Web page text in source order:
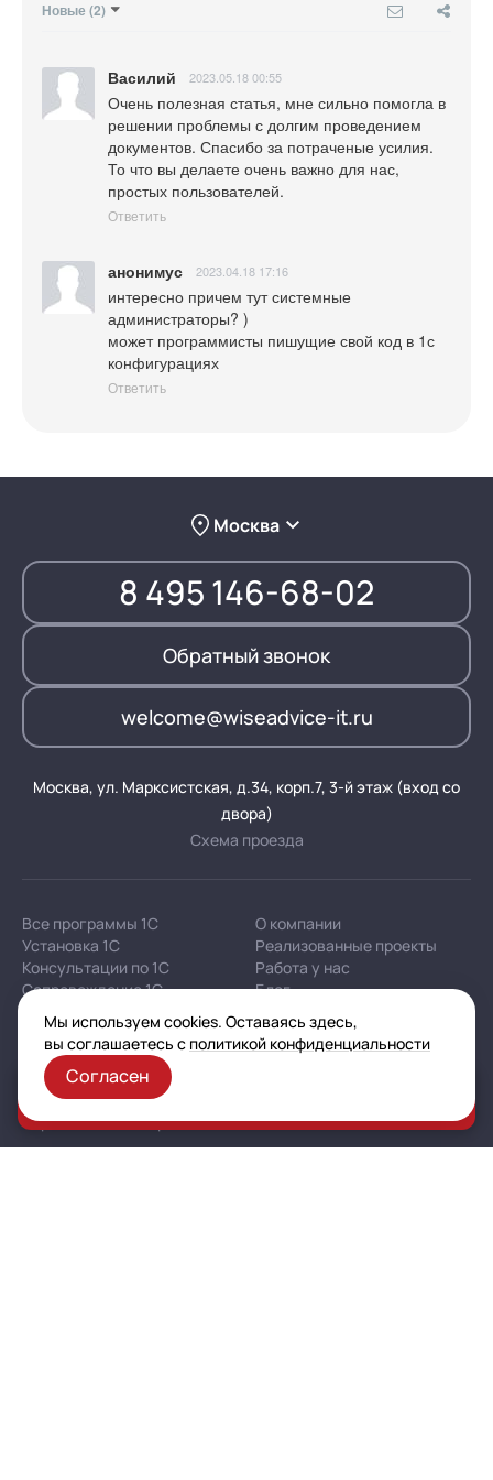
Новые (2)
Василий 2023.05.18 00:55
Очень полезная статья, мне сильно помогла в
решении проблемы с долгим проведением
документов. Спасибо за потраченые усилия.
То что вы делаете очень важно для нас,
простых пользователей.
Ответить
анонимус 2023.04.18 17:16
интересно причем тут системные
администраторы? )
может программисты пишущие свой код в 1с
конфигурациях
Ответить
Москва
8 495 146-68-02
Обратный звонок
welcome@wiseadvice-it.ru
Москва, ул. Марксистская, д.34, корп.7, 3-й этаж (вход со
двора)
Схема проезда
Все программы 1С
Установка 1С
Консультации по 1С
Сопровождение 1С
Обновление 1С
Доработка 1С
Автоматизация на базе 1С
Внедрение 1С
Импортозамещение на 1С
Отраслевая экспертиза
О компании
Реализованные проекты
Работа у нас
Блог
Цены
Акции и спецпредложения
Заказать консультацию
Мы используем cookies. Оставаясь здесь,
вы соглашаетесь с политикой конфиденциальности
Согласен